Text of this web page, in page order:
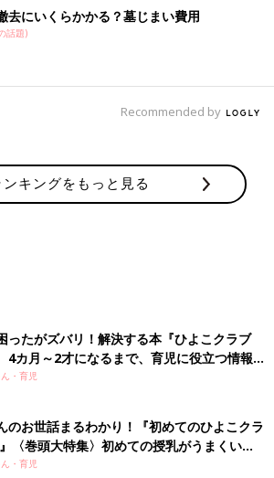
そうさま」して食事を切り上げるのが肝心
度なら長くないので、気にしなくてＯＫで
業し、必要な栄養をすべて離乳食からとる
良で食べられなくなったときは本当に心配
えると、おっぱいをかまれたときに傷がで
ときは、どう対処したらいい？（１歳２
ょう。「かんだらおしまい」にしても
ママがほかのことに気をとられていない
、原因を考えてみて。原因を考えて対処し
こともありますが、この時期は、ママの反
果になる場合も。かまれた傷が痛んで授乳
外来などに相談してみて。
去にいくらかかる？墓じまい費用
話題)
Recommended by
ンキングをもっと見る
ったがズバリ！解決する本『ひよこクラブ
カ月～2才になるまで、育児に役立つ情報が
！
・育児
のお世話まるわかり！『初めてのひよこクラ
〈巻頭大特集〉初めての授乳がうまくい
ぱい・ミルクの基本と夏のトラブル 解決テ
・育児